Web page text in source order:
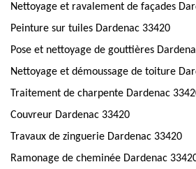
Nettoyage et ravalement de façades
Peinture sur tuiles Dardenac 33420
Pose et nettoyage de gouttières
Nettoyage et démoussage de toiture
Traitement de charpente Dardenac
Couvreur Dardenac 33420
Travaux de zinguerie Dardenac 33420
Ramonage de cheminée Dardenac